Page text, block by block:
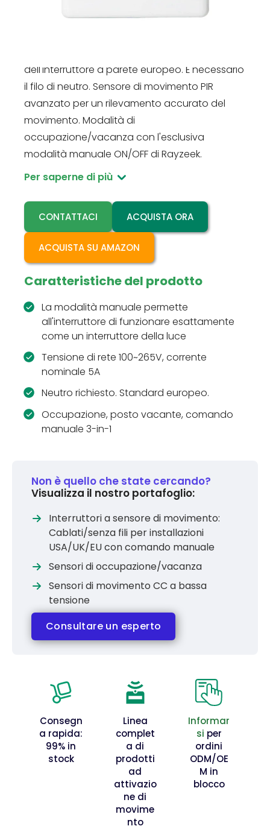
RZ022-5A
dell'interruttore a parete europeo. È necessario
il filo di neutro. Sensore di movimento PIR
avanzato per un rilevamento accurato del
movimento. Modalità di
occupazione/vacanza con l'esclusiva
modalità manuale ON/OFF di Rayzeek.
Per saperne di più
CONTATTACI ACQUISTA ORA
ACQUISTA SU AMAZON
Caratteristiche del prodotto
La modalità manuale permette
all'interruttore di funzionare esattamente
come un interruttore della luce
Tensione di rete 100~265V, corrente
nominale 5A
Neutro richiesto. Standard europeo.
Occupazione, posto vacante, comando
manuale 3-in-1
Non è quello che state cercando?
Visualizza il nostro portafoglio:
Interruttori a sensore di movimento:
Cablati/senza fili per installazioni
USA/UK/EU con comando manuale
Sensori di occupazione/vacanza
Sensori di movimento CC a bassa
tensione
Consultare un esperto
Consegn
a rapida:
99% in
stock
Linea
complet
a di
prodotti
ad
attivazio
ne di
movime
nto
Informar
si per
ordini
ODM/OE
M in
blocco